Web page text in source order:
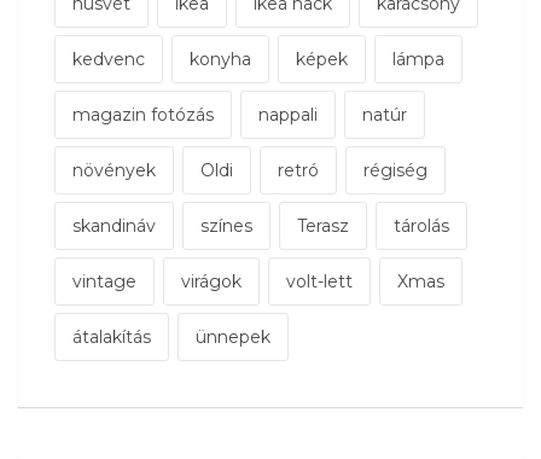
kedvenc konyha képek lámpa
magazin fotózás nappali natúr
növények Oldi retró régiség
skandináv színes Terasz tárolás
vintage virágok volt-lett Xmas
átalakítás ünnepek